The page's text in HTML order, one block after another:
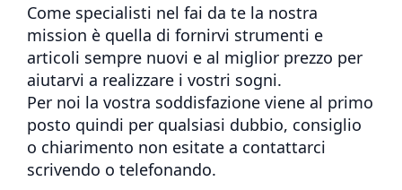
Come specialisti nel fai da te la nostra
mission è quella di fornirvi strumenti e
articoli sempre nuovi e al miglior prezzo per
aiutarvi a realizzare i vostri sogni.
Per noi la vostra soddisfazione viene al primo
posto quindi per qualsiasi dubbio, consiglio
o chiarimento non esitate a contattarci
scrivendo o telefonando.